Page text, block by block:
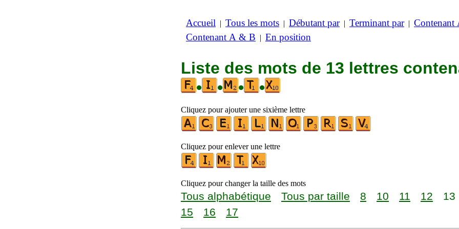
Accueil | Tous les mots | Débutant par| Terminant par| Contenant
Contenant A & B | En position
Liste des mots de 13 lettres
•
• • •
Cliquez pour ajouter une sixième lettre
Cliquez pour enlever une lettre
Cliquez pour changer la taille des mots
Tous alphabétique Tous par taille 8 10 11 12 13
15
16 17